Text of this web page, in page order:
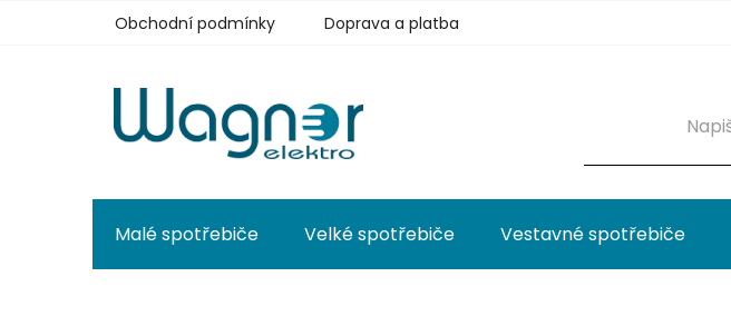
Obchodní podmínky Doprava a platba
Malé spotřebiče Velké spotřebiče Vestavné spotřebiče